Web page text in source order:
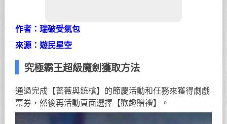
作者：瑞破受氣包
來源：遊民星空
究極霸王超級魔劍獲取方法
通過完成【薔薇與銃槍】的節慶活動和任務來獲得劇戲
票券，然後再活動頁面選擇【歡趣贈禮】。